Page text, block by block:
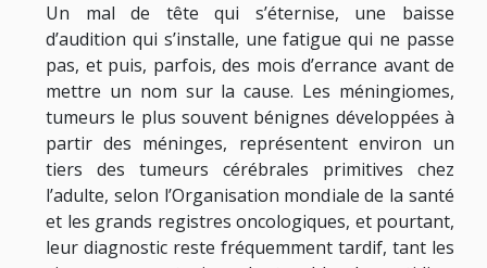
Un mal de tête qui s’éternise, une baisse
d’audition qui s’installe, une fatigue qui ne passe
pas, et puis, parfois, des mois d’errance avant de
mettre un nom sur la cause. Les méningiomes,
tumeurs le plus souvent bénignes développées à
partir des méninges, représentent environ un
tiers des tumeurs cérébrales primitives chez
l’adulte, selon l’Organisation mondiale de la santé
et les grands registres oncologiques, et pourtant,
leur diagnostic reste fréquemment tardif, tant les